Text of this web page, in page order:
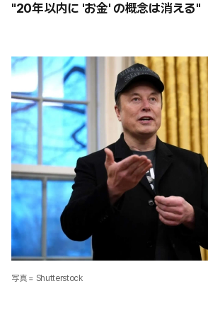
"20年以内に 'お金' の概念は消える"
写真 = Shutterstock